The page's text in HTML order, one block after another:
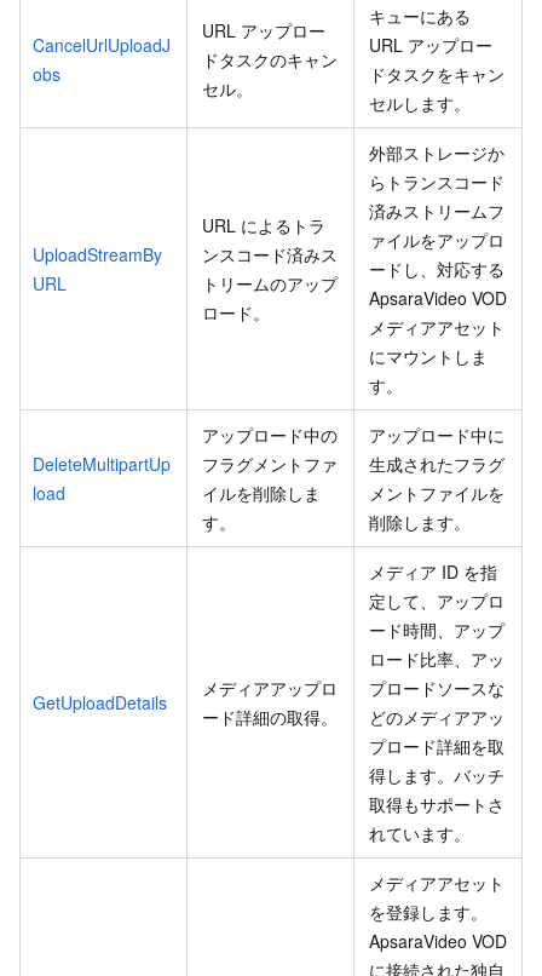
CancelUrlUploadJ
obs
URL アップロー
ドタスクのキャン
セル。
キューにある
URL アップロー
ドタスクをキャン
セルします。
UploadStreamBy
URL
URL によるトラ
ンスコード済みス
トリームのアップ
ロード。
外部ストレージか
らトランスコード
済みストリームフ
ァイルをアップロ
ードし、対応する
ApsaraVideo VOD
メディアアセット
にマウントしま
す。
DeleteMultipartUp
load
アップロード中の
フラグメントファ
イルを削除しま
す。
アップロード中に
生成されたフラグ
メントファイルを
削除します。
GetUploadDetails
メディアアップロ
ード詳細の取得。
メディア ID を指
定して、アップロ
ード時間、アップ
ロード比率、アッ
プロードソースな
どのメディアアッ
プロード詳細を取
得します。バッチ
取得もサポートさ
れています。
メディアアセット
を登録します。
ApsaraVideo VOD
に接続された独自